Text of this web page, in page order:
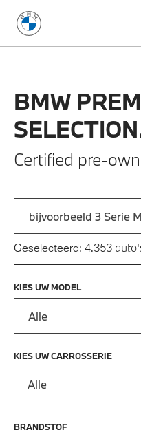
BMW
Certified pre-
Zoek naar een
Typ een automodel in en
Geselecteerd: 4.353
KIES UW MODEL
KIES UW CARROSSERIE
Alle
BRANDSTOF